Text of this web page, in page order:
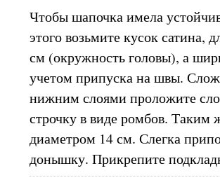
Чтобы шапочка имела
этого возьмите кусок сатина,
см (окружность головы), а
учетом припуска на швы.
нижним слоями проложите
строчку в виде ромбов. Таким
диаметром 14 см. Слегка
донышку. Прикрепите